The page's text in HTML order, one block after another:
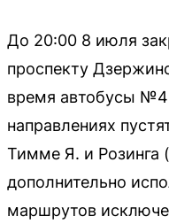
До 20:00 8 июля
проспекту
время автобусы
направлениях
Тимме Я. и
дополнительно
маршрутов